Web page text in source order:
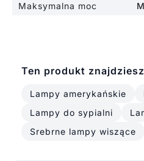
Maksymalna moc
Ten produkt
Lampy amerykańskie
Lampy do sypialni
Srebrne lampy wiszące